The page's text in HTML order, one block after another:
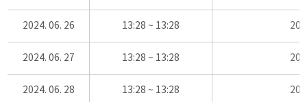
2024. 06. 26 13:28 ~ 13:28
2024. 06. 27 13:28 ~ 13:28
2024. 06. 28 13:28 ~ 13:28